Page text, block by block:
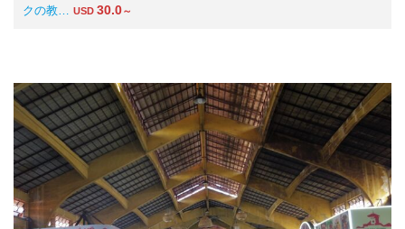
クの教… USD 30.0～